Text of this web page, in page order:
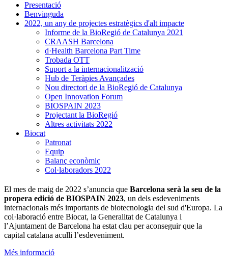
Presentació
Benvinguda
2022, un any de projectes estratègics d'alt impacte
Informe de la BioRegió de Catalunya 2021
CRAASH Barcelona
d·Health Barcelona Part Time
Trobada OTT
Suport a la internacionalització
Hub de Teràpies Avançades
Nou directori de la BioRegió de Catalunya
Open Innovation Forum
BIOSPAIN 2023
Projectant la BioRegió
Altres activitats 2022
Biocat
Patronat
Equip
Balanç econòmic
Col·laboradors 2022
El mes de maig de 2022 s’anuncia que Barcelona serà la seu de la
propera edició de BIOSPAIN 2023, un dels esdeveniments
internacionals més importants de biotecnologia del sud d'Europa. La
col·laboració entre Biocat, la Generalitat de Catalunya i
l’Ajuntament de Barcelona ha estat clau per aconseguir que la
capital catalana aculli l’esdeveniment.
Més informació